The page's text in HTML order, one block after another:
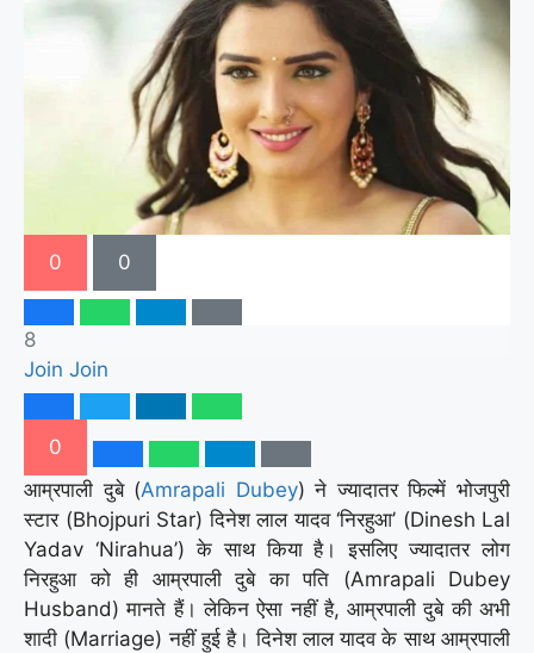
0 0
8
Join Join
0
आम्रपाली दुबे (Amrapali Dubey) ने ज्यादातर फिल्में भोजपुरी
स्टार (Bhojpuri Star) दिनेश लाल यादव ‘निरहुआ’ (Dinesh Lal
Yadav ‘Nirahua’) के साथ किया है। इसलिए ज्यादातर लोग
निरहुआ को ही आम्रपाली दुबे का पति (Amrapali Dubey
Husband) मानते हैं। लेकिन ऐसा नहीं है, आम्रपाली दुबे की अभी
शादी (Marriage) नहीं हुई है। दिनेश लाल यादव के साथ आम्रपाली